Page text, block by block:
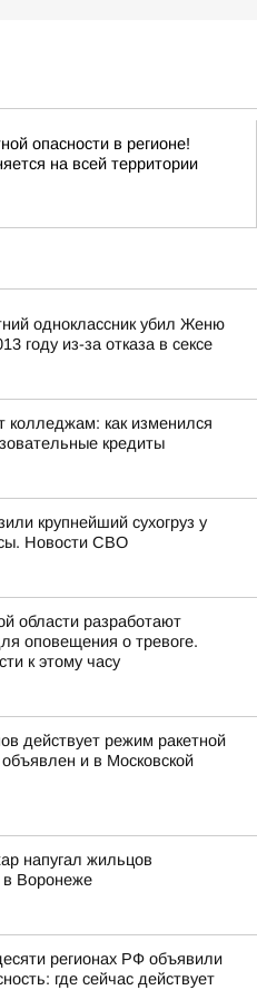
опасности в регионе!
на всей территории
одноклассник убил Женю
году из-за отказа в сексе
колледжам: как изменился
кредиты
крупнейший сухогруз у
Новости СВО
области разработают
оповещения о тревоге.
к этому часу
действует режим ракетной
и в Московской
напугал жильцов
в Воронеже
регионах РФ объявили
где сейчас действует